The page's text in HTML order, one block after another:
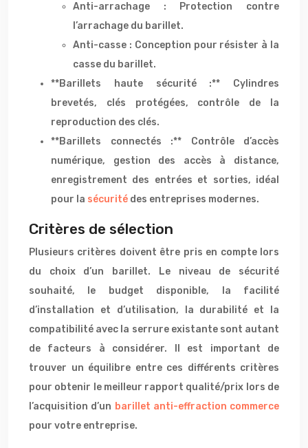
Anti-arrachage : Protection contre
l’arrachage du barillet.
Anti-casse : Conception pour résister à la
casse du barillet.
**Barillets haute sécurité :** Cylindres
brevetés, clés protégées, contrôle de la
reproduction des clés.
**Barillets connectés :** Contrôle d’accès
numérique, gestion des accès à distance,
enregistrement des entrées et sorties, idéal
pour la sécurité des entreprises modernes.
Critères de sélection
Plusieurs critères doivent être pris en compte lors
du choix d’un barillet. Le niveau de sécurité
souhaité, le budget disponible, la facilité
d’installation et d’utilisation, la durabilité et la
compatibilité avec la serrure existante sont autant
de facteurs à considérer. Il est important de
trouver un équilibre entre ces différents critères
pour obtenir le meilleur rapport qualité/prix lors de
l’acquisition d’un barillet anti-effraction commerce
pour votre entreprise.